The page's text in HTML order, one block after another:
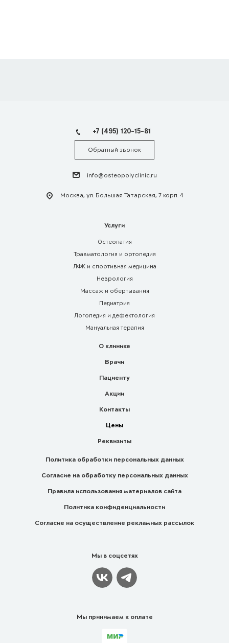
+7 (495) 120-15-81
Обратный звонок
info@osteopolyclinic.ru
Москва, ул. Большая Татарская, 7 корп. 4
Услуги
Остеопатия
Травматология и ортопедия
ЛФК и спортивная медицина
Неврология
Массаж и обертывания
Педиатрия
Логопедия и дефектология
Мануальная терапия
О клинике
Врачи
Пациенту
Акции
Контакты
Цены
Реквизиты
Политика обработки персональных данных
Согласие на обработку персональных данных
Правила использования материалов сайта
Политика конфиденциальности
Согласие на осуществление рекламных рассылок
Мы в соцсетях
Мы принимаем к оплате